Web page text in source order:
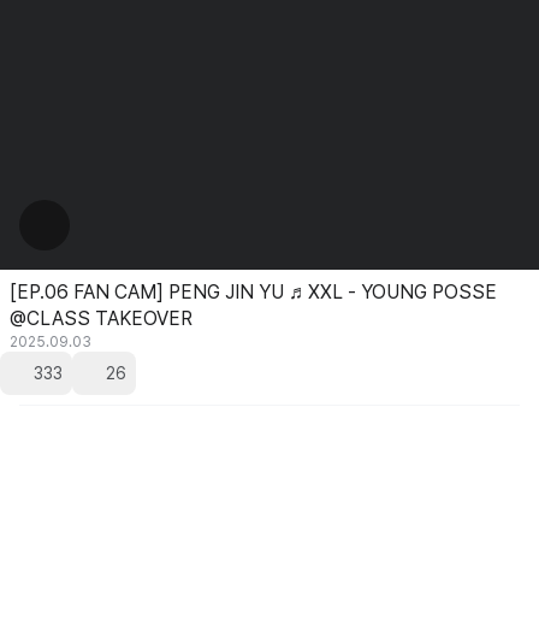
[EP.06 FAN CAM] PENG JIN YU ♬XXL - YOUNG POSSE
@CLASS TAKEOVER
2025.09.03
333 26